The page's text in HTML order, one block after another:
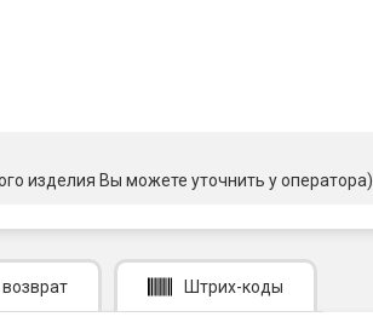
изделия Вы можете уточнить у оператора)
Штрих-коды